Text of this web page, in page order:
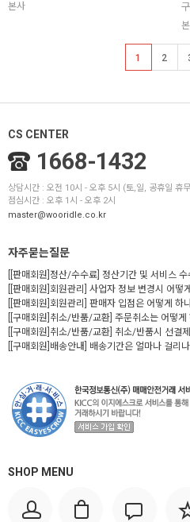
본사
1 2
CS CENTER
1668-1432
상담시간 : 오전 10시 - 오후 5시 (토,일, 공휴일 휴
점심시간 : 오후 1시 - 오후 2시
master@wooridle.co.kr
자주묻는질문
[[판매회원]정산/수수료] 정산기간 및 서비스 수
[[판매회원]회원관리] 사업자 정보 변경시 어떻
[[판매회원]회원관리] 판매자 입점은 어떻게 하
[[구매회원]취소/반품/교환] 주문취소는 어떻게
[[구매회원]취소/반품/교환] 취소/반품시 선결
[[구매회원]배송안내] 배송기간은 얼마나 걸리
SHOP MENU